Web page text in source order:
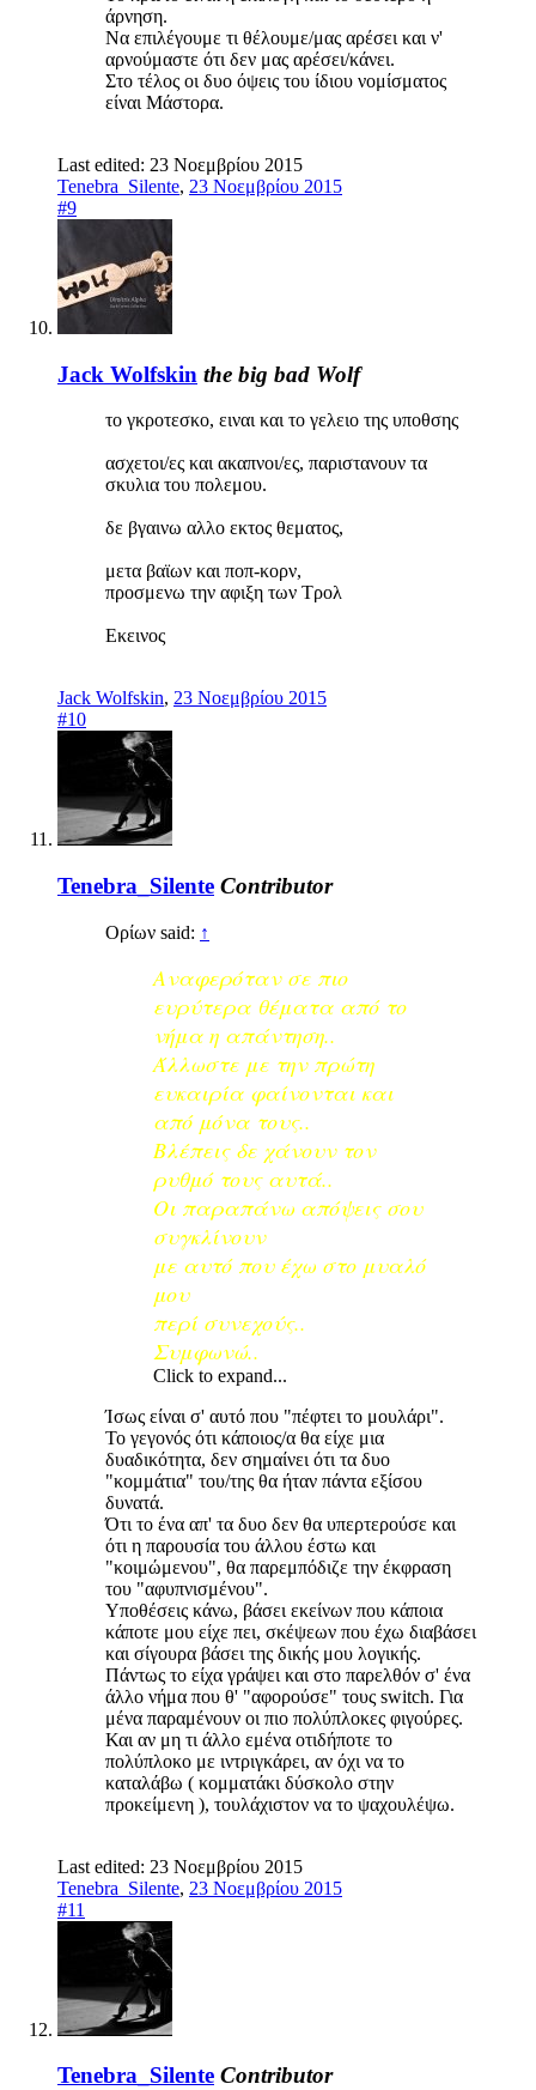
άρνηση.
Να επιλέγουμε τι θέλουμε/μας αρέσει και ν'
αρνούμαστε ότι δεν μας αρέσει/κάνει.
Στο τέλος οι δυο όψεις του ίδιου νομίσματος
είναι Μάστορα.
Last edited: 23 Νοεμβρίου 2015
Tenebra_Silente, 23 Νοεμβρίου 2015
#9
Jack Wolfskin the big bad Wolf
το γκροτεσκο, ειναι και το γελειο της υποθσης
ασχετοι/ες και ακαπνοι/ες, παριστανουν τα
σκυλια του πολεμου.
δε βγαινω αλλο εκτος θεματος,
μετα βαϊων και ποπ-κορν,
προσμενω την αφιξη των Τρολ
Εκεινος
Jack Wolfskin, 23 Νοεμβρίου 2015
#10
Tenebra_Silente Contributor
Ορίων said: ↑
Αναφερόταν σε πιο
ευρύτερα θέματα από το
νήμα η απάντηση..
Άλλωστε με την πρώτη
ευκαιρία φαίνονται και
από μόνα τους..
Βλέπεις δε χάνουν τον
ρυθμό τους αυτά..
Οι παραπάνω απόψεις σου
συγκλίνουν
με αυτό που έχω στο μυαλό
μου
περί συνεχούς..
Συμφωνώ..
Click to expand...
Ίσως είναι σ' αυτό που "πέφτει το μουλάρι".
Το γεγονός ότι κάποιος/α θα είχε μια
δυαδικότητα, δεν σημαίνει ότι τα δυο
"κομμάτια" του/της θα ήταν πάντα εξίσου
δυνατά.
Ότι το ένα απ' τα δυο δεν θα υπερτερούσε και
ότι η παρουσία του άλλου έστω και
"κοιμώμενου", θα παρεμπόδιζε την έκφραση
του "αφυπνισμένου".
Υποθέσεις κάνω, βάσει εκείνων που κάποια
κάποτε μου είχε πει, σκέψεων που έχω διαβάσει
και σίγουρα βάσει της δικής μου λογικής.
Πάντως το είχα γράψει και στο παρελθόν σ' ένα
άλλο νήμα που θ' "αφορούσε" τους switch. Για
μένα παραμένουν οι πιο πολύπλοκες φιγούρες.
Και αν μη τι άλλο εμένα οτιδήποτε το
πολύπλοκο με ιντριγκάρει, αν όχι να το
καταλάβω ( κομματάκι δύσκολο στην
προκείμενη ), τουλάχιστον να το ψαχουλέψω.
Last edited: 23 Νοεμβρίου 2015
Tenebra_Silente, 23 Νοεμβρίου 2015
#11
Tenebra_Silente Contributor